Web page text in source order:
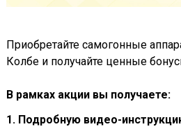
Приобретайте самогонные
Колбе и получайте ценные
В рамках акции вы получаете:
1. Подробную видео-